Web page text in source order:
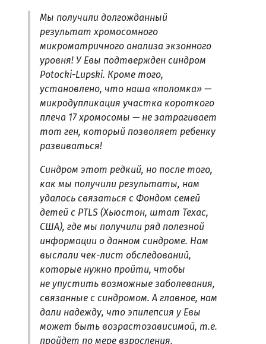
Мы получили долгожданный
результат хромосомного
микроматричного анализа экзонного
уровня! У Евы подтвержден синдром
Potocki-Lupski. Кроме того,
установлено, что наша «поломка» —
микродупликация участка короткого
плеча 17 хромосомы — не затрагивает
тот ген, который позволяет ребенку
развиваться!
Синдром этот редкий, но после того,
как мы получили результаты, нам
удалось связаться с Фондом семей
детей с PTLS (Хьюстон, штат Техас,
США), где мы получили ряд полезной
информации о данном синдроме. Нам
выслали чек-лист обследований,
которые нужно пройти, чтобы
не упустить возможные заболевания,
связанные с синдромом. А главное, нам
дали надежду, что эпилепсия у Евы
может быть возрастозависимой, т.е.
пройдет по мере взросления.